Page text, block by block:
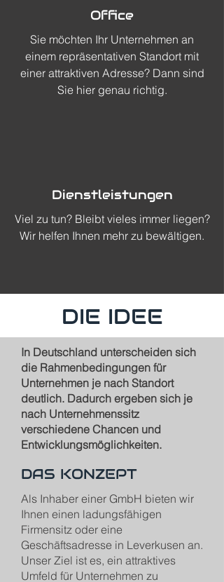
Office
Sie möchten Ihr Unternehmen an
einem repräsentativen Standort mit
einer attraktiven Adresse? Dann sind
Sie hier genau richtig.
Dienstleistungen
Viel zu tun? Bleibt vieles immer liegen?
Wir helfen Ihnen mehr zu bewältigen.
DIE IDEE
In Deutschland unterscheiden sich
die Rahmenbedingungen für
Unternehmen je nach Standort
deutlich. Dadurch ergeben sich je
nach Unternehmenssitz
verschiedene Chancen und
Entwicklungsmöglichkeiten.
DAS KONZEPT
Als Inhaber einer GmbH bieten wir
Ihnen einen ladungsfähigen
Firmensitz oder eine
Geschäftsadresse in Leverkusen an.
Unser Ziel ist es, ein attraktives
Umfeld für Unternehmen zu